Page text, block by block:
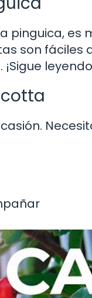
pinguica, es
son fáciles